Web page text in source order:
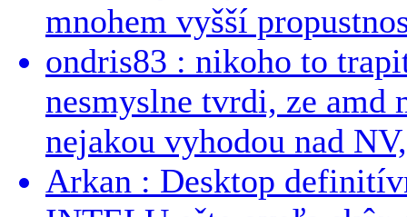
mnohem vyšší
ondris83 : nikoho to
nesmyslne tvrdi, ze
nejakou vyhodou nad
Arkan : Desktop